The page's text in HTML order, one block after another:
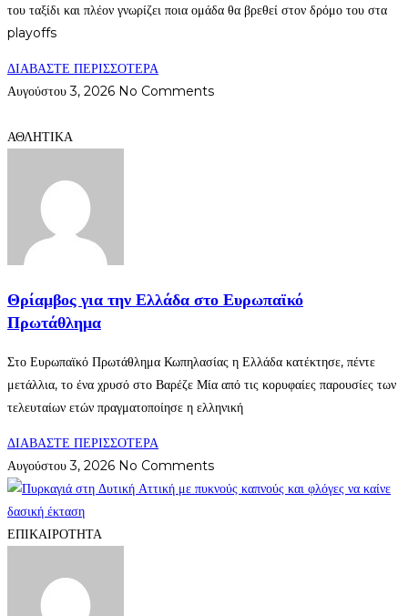
του ταξίδι και πλέον γνωρίζει ποια ομάδα θα βρεθεί στον δρόμο του στα
playoffs
ΔΙΑΒΑΣΤΕ ΠΕΡΙΣΣΟΤΕΡΑ
Αυγούστου 3, 2026 No Comments
ΑΘΛΗΤΙΚΑ
Θρίαμβος για την Ελλάδα στο Ευρωπαϊκό
Πρωτάθλημα
Στο Ευρωπαϊκό Πρωτάθλημα Κωπηλασίας η Ελλάδα κατέκτησε, πέντε
μετάλλια, το ένα χρυσό στο Βαρέζε Μία από τις κορυφαίες παρουσίες των
τελευταίων ετών πραγματοποίησε η ελληνική
ΔΙΑΒΑΣΤΕ ΠΕΡΙΣΣΟΤΕΡΑ
Αυγούστου 3, 2026 No Comments
ΕΠΙΚΑΙΡΟΤΗΤΑ